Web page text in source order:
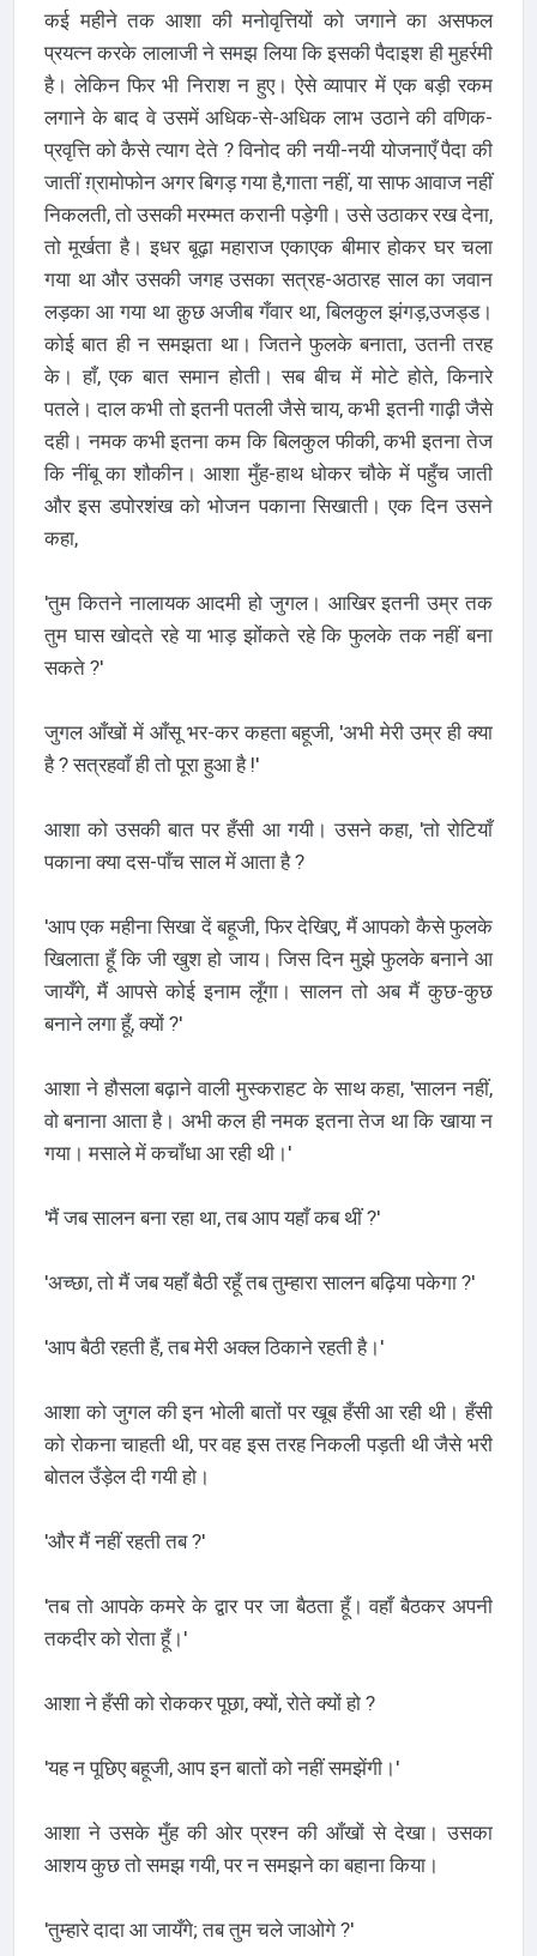
कई महीने तक आशा की मनोवृत्तियों को जगाने का असफल
प्रयत्न करके लालाजी ने समझ लिया कि इसकी पैदाइश ही मुहर्रमी
है। लेकिन फिर भी निराश न हुए। ऐसे व्यापार में एक बड़ी रकम
लगाने के बाद वे उसमें अधिक-से-अधिक लाभ उठाने की वणिक-
प्रवृत्ति को कैसे त्याग देते ? विनोद की नयी-नयी योजनाएँ पैदा की
जातीं ग़्रामोफोन अगर बिगड़ गया है,गाता नहीं, या साफ आवाज नहीं
निकलती, तो उसकी मरम्मत करानी पड़ेगी। उसे उठाकर रख देना,
तो मूर्खता है। इधर बूढ़ा महाराज एकाएक बीमार होकर घर चला
गया था और उसकी जगह उसका सत्रह-अठारह साल का जवान
लड़का आ गया था क़ुछ अजीब गँवार था, बिलकुल झंगड़,उजड्ड।
कोई बात ही न समझता था। जितने फुलके बनाता, उतनी तरह
के। हाँ, एक बात समान होती। सब बीच में मोटे होते, किनारे
पतले। दाल कभी तो इतनी पतली जैसे चाय, कभी इतनी गाढ़ी जैसे
दही। नमक कभी इतना कम कि बिलकुल फीकी, कभी इतना तेज
कि नींबू का शौकीन। आशा मुँह-हाथ धोकर चौके में पहुँच जाती
और इस डपोरशंख को भोजन पकाना सिखाती। एक दिन उसने
कहा,
'तुम कितने नालायक आदमी हो जुगल। आखिर इतनी उम्र तक
तुम घास खोदते रहे या भाड़ झोंकते रहे कि फुलके तक नहीं बना
सकते ?'
जुगल आँखों में आँसू भर-कर कहता बहूजी, 'अभी मेरी उम्र ही क्या
है ? सत्रहवाँ ही तो पूरा हुआ है !'
आशा को उसकी बात पर हँसी आ गयी। उसने कहा, 'तो रोटियाँ
पकाना क्या दस-पाँच साल में आता है ?
'आप एक महीना सिखा दें बहूजी, फिर देखिए, मैं आपको कैसे फुलके
खिलाता हूँ कि जी खुश हो जाय। जिस दिन मुझे फुलके बनाने आ
जायँगे, मैं आपसे कोई इनाम लूँगा। सालन तो अब मैं कुछ-कुछ
बनाने लगा हूँ, क्यों ?'
आशा ने हौसला बढ़ाने वाली मुस्कराहट के साथ कहा, 'सालन नहीं,
वो बनाना आता है। अभी कल ही नमक इतना तेज था कि खाया न
गया। मसाले में कचाँधा आ रही थी।'
'मैं जब सालन बना रहा था, तब आप यहाँ कब थीं ?'
'अच्छा, तो मैं जब यहाँ बैठी रहूँ तब तुम्हारा सालन बढ़िया पकेगा ?'
'आप बैठी रहती हैं, तब मेरी अक्ल ठिकाने रहती है।'
आशा को जुगल की इन भोली बातों पर खूब हँसी आ रही थी। हँसी
को रोकना चाहती थी, पर वह इस तरह निकली पड़ती थी जैसे भरी
बोतल उँड़ेल दी गयी हो।
'और मैं नहीं रहती तब ?'
'तब तो आपके कमरे के द्वार पर जा बैठता हूँ। वहाँ बैठकर अपनी
तकदीर को रोता हूँ।'
आशा ने हँसी को रोककर पूछा, क्यों, रोते क्यों हो ?
'यह न पूछिए बहूजी, आप इन बातों को नहीं समझेंगी।'
आशा ने उसके मुँह की ओर प्रश्न की आँखों से देखा। उसका
आशय कुछ तो समझ गयी, पर न समझने का बहाना किया।
'तुम्हारे दादा आ जायँगे; तब तुम चले जाओगे ?'